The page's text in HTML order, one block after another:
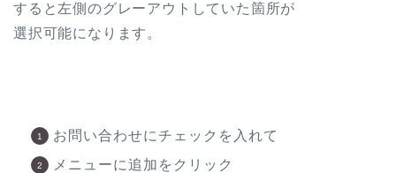
すると左側のグレーアウトしていた箇所が
選択可能になります。
お問い合わせにチェックを入れて
メニューに追加をクリック